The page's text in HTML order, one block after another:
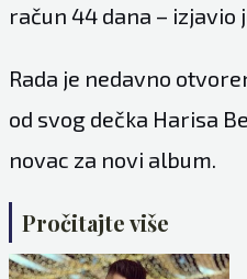
račun 44 dana – izjavio
Rada je nedavno
od svog dečka Harisa
novac za novi album.
Pročitajte više